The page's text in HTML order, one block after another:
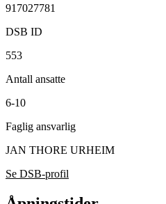
917027781
DSB ID
553
Antall ansatte
6-10
Faglig ansvarlig
JAN THORE URHEIM
Se DSB-profil